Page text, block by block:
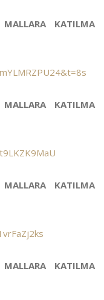
KATILMA
KATILMA
KATILMA
KATILMA